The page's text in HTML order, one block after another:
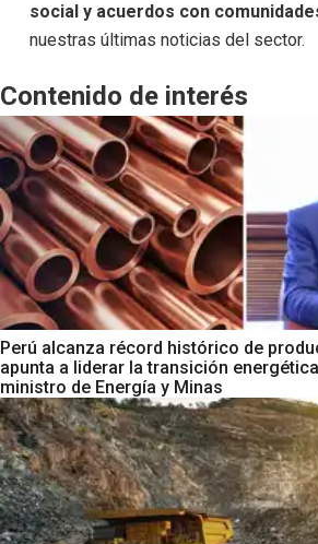
social y acuerdos con
nuestras últimas noticias del sector.
Contenido de interés
Perú alcanza récord histórico de
apunta a liderar la transición
ministro de Energía y Minas